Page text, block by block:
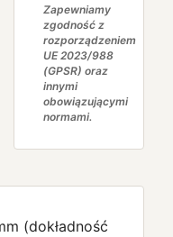
Zapewniamy
zgodność z
rozporządzeniem
UE 2023/988
(GPSR) oraz
innymi
obowiązującymi
normami.
(dokładność